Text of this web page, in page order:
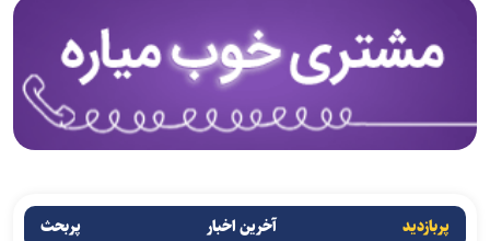
پربازدید آخرین اخبار پربحث